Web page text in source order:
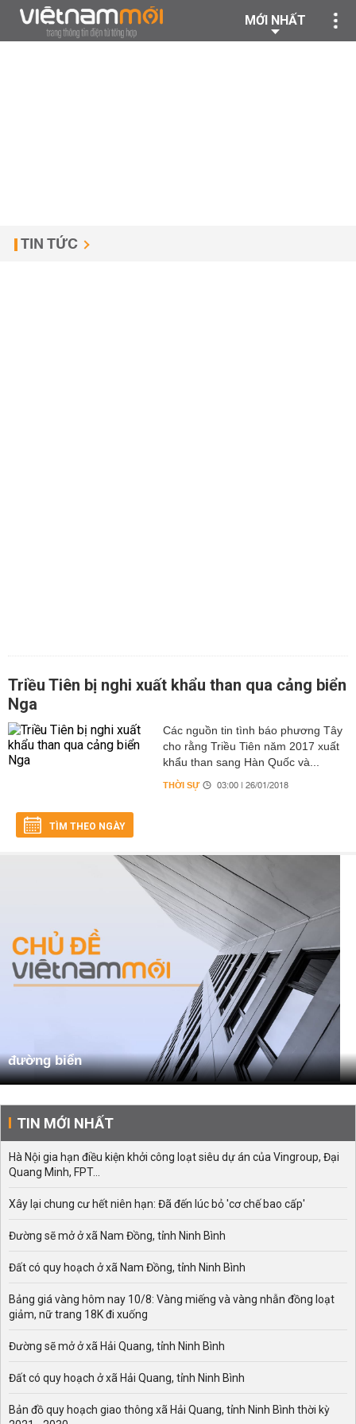
MỚI NHẤT
TIN TỨC
Triều Tiên bị nghi xuất khẩu than qua cảng biển
Nga
Các nguồn tin tình báo phương Tây
cho rằng Triều Tiên năm 2017 xuất
khẩu than sang Hàn Quốc và...
THỜI SỰ 03:00 | 26/01/2018
TÌM THEO NGÀY
đường biển
TIN MỚI NHẤT
Hà Nội gia hạn điều kiện khởi công loạt siêu dự án của Vingroup, Đại
Quang Minh, FPT...
Xây lại chung cư hết niên hạn: Đã đến lúc bỏ 'cơ chế bao cấp'
Đường sẽ mở ở xã Nam Đồng, tỉnh Ninh Bình
Đất có quy hoạch ở xã Nam Đồng, tỉnh Ninh Bình
Bảng giá vàng hôm nay 10/8: Vàng miếng và vàng nhẫn đồng loạt
giảm, nữ trang 18K đi xuống
Đường sẽ mở ở xã Hải Quang, tỉnh Ninh Bình
Đất có quy hoạch ở xã Hải Quang, tỉnh Ninh Bình
Bản đồ quy hoạch giao thông xã Hải Quang, tỉnh Ninh Bình thời kỳ